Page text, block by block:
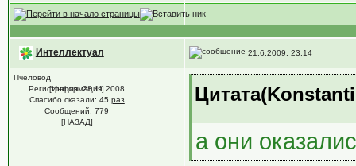
Интеллектуал 21.6.2009, 23:14
Пчеловод
[Информация]
Регистрация: 28.11.2008
Спасибо сказали: 45 раз
Сообщений: 779
[НАЗАД]
а они